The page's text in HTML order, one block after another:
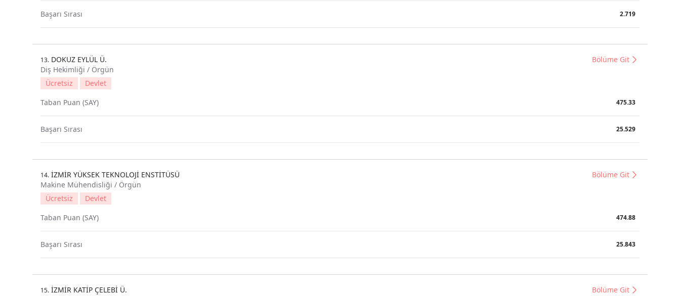
Başarı Sırası 2.719
13. DOKUZ EYLÜL Ü.
Diş Hekimliği / Örgün
Bölüme Git
Ücretsiz
Devlet
Taban Puan (SAY)
475.33
Başarı Sırası 25.529
14. İZMİR YÜKSEK TEKNOLOJİ ENSTİTÜSÜ
Makine Mühendisliği / Örgün
Bölüme Git
Ücretsiz
Devlet
Taban Puan (SAY)
474.88
Başarı Sırası 25.843
15. İZMİR KATİP ÇELEBİ Ü.
Bölüme Git